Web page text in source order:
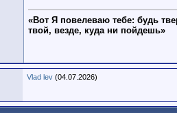
«Вот Я повелеваю тебе: будь
твой, везде, куда ни пойдешь»
Vlad lev (04.07.2026)